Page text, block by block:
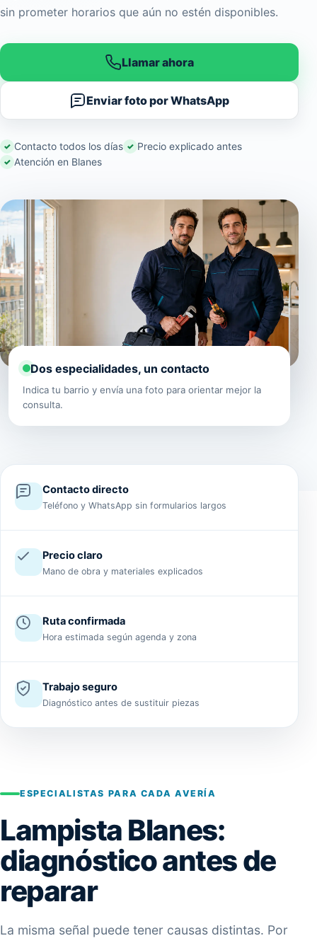
sin prometer horarios que aún no estén disponibles.
Llamar ahora
Enviar foto por WhatsApp
Contacto todos los días
Precio explicado antes
Atención en Blanes
Dos especialidades, un contacto
Indica tu barrio y envía una foto para orientar mejor la
consulta.
Contacto directo
Teléfono y WhatsApp sin formularios largos
Precio claro
Mano de obra y materiales explicados
Ruta confirmada
Hora estimada según agenda y zona
Trabajo seguro
Diagnóstico antes de sustituir piezas
ESPECIALISTAS PARA CADA AVERÍA
Lampista Blanes:
diagnóstico antes de
reparar
La misma señal puede tener causas distintas. Por